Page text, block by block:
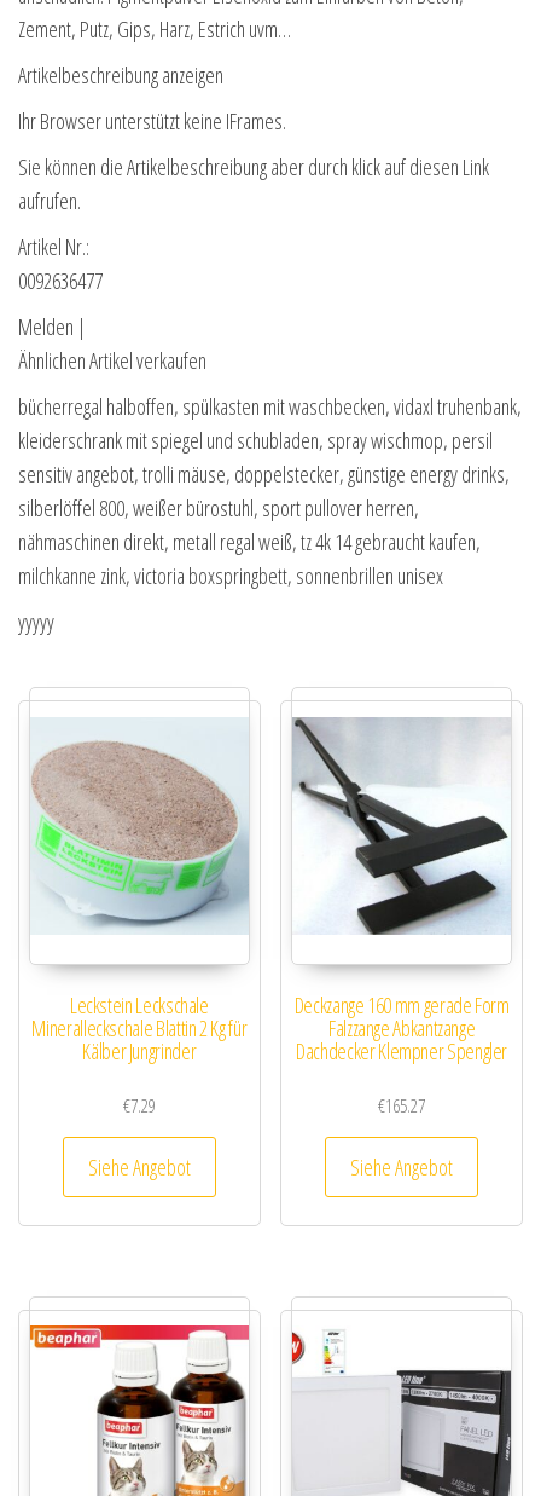
Zement, Putz, Gips, Harz, Estrich uvm…
Artikelbeschreibung anzeigen
Ihr Browser unterstützt keine IFrames.
Sie können die Artikelbeschreibung aber durch klick auf diesen Link
aufrufen.
Artikel Nr.:
0092636477
Melden |
Ähnlichen Artikel verkaufen
bücherregal halboffen, spülkasten mit waschbecken, vidaxl truhenbank,
kleiderschrank mit spiegel und schubladen, spray wischmop, persil
sensitiv angebot, trolli mäuse, doppelstecker, günstige energy drinks,
silberlöffel 800, weißer bürostuhl, sport pullover herren,
nähmaschinen direkt, metall regal weiß, tz 4k 14 gebraucht kaufen,
milchkanne zink, victoria boxspringbett, sonnenbrillen unisex
yyyyy
Leckstein Leckschale
Mineralleckschale Blattin 2 Kg für
Kälber Jungrinder
€7.29
Siehe Angebot
Deckzange 160 mm gerade Form
Falzzange Abkantzange
Dachdecker Klempner Spengler
€165.27
Siehe Angebot